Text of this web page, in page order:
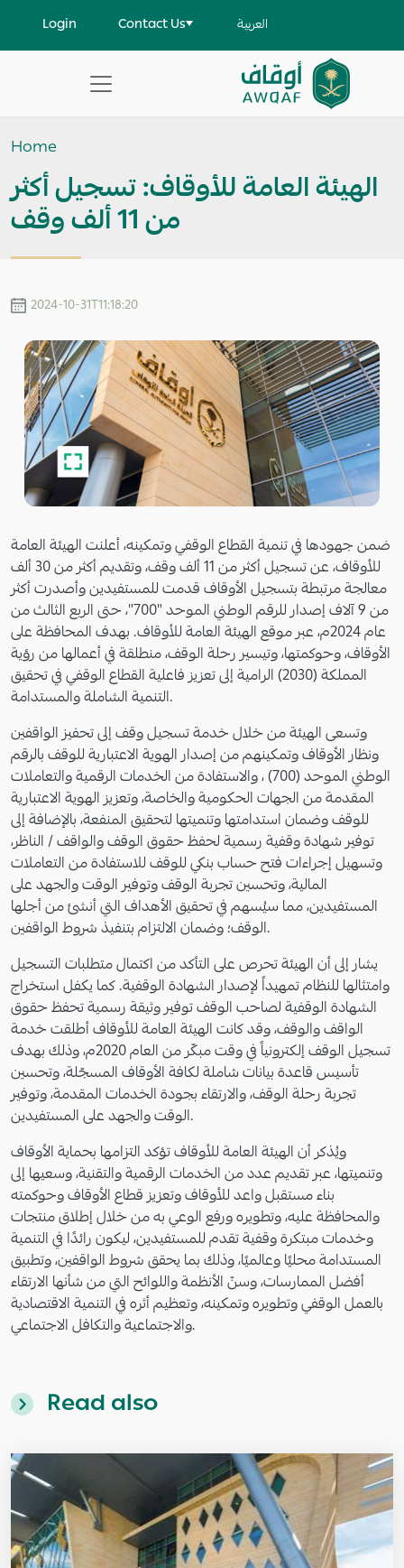
User account menu
Login Contact Us العربية
Search
help
Home
الهيئة العامة للأوقاف: تسجيل أكثر
من 11 ألف وقف
2024-10-31T11:18:20
ضمن جهودها في تنمية القطاع الوقفي وتمكينه، أعلنت الهيئة العامة
للأوقاف، عن تسجيل أكثر من 11 ألف وقف، وتقديم أكثر من 30 ألف
معالجة مرتبطة بتسجيل الأوقاف قدمت للمستفيدين وأصدرت أكثر
من 9 آلاف إصدار للرقم الوطني الموحد "700"، حتى الربع الثالث من
عام 2024م، عبر موقع الهيئة العامة للأوقاف. بهدف المحافظة على
الأوقاف، وحوكمتها، وتيسير رحلة الوقف، منطلقة في أعمالها من رؤية
المملكة (2030) الرامية إلى تعزيز فاعلية القطاع الوقفي في تحقيق
التنمية الشاملة والمستدامة.
وتسعى الهيئة من خلال خدمة تسجيل وقف إلى تحفيز الواقفين
ونظار الأوقاف وتمكينهم من إصدار الهوية الاعتبارية للوقف بالرقم
الوطني الموحد (700) ، والاستفادة من الخدمات الرقمية والتعاملات
المقدمة من الجهات الحكومية والخاصة، وتعزيز الهوية الاعتبارية
للوقف وضمان استدامتها وتنميتها لتحقيق المنفعة، بالإضافة إلى
توفير شهادة وقفية رسمية لحفظ حقوق الوقف والواقف / الناظر،
وتسهيل إجراءات فتح حساب بنكي للوقف للاستفادة من التعاملات
المالية، وتحسين تجربة الوقف وتوفير الوقت والجهد على
المستفيدين، مما سيُسهم في تحقيق الأهداف التي أنشئ من أجلها
الوقف؛ وضمان الالتزام بتنفيذ شروط الواقفين.
يشار إلى أن الهيئة تحرص على التأكد من اكتمال متطلبات التسجيل
وامتثالها للنظام تمهيداً لإصدار الشهادة الوقفية. كما يكفل استخراج
الشهادة الوقفية لصاحب الوقف توفير وثيقة رسمية تحفظ حقوق
الواقف والوقف، وقد كانت الهيئة العامة للأوقاف أطلقت خدمة
تسجيل الوقف إلكترونياً في وقت مبكّر من العام 2020م، وذلك بهدف
تأسيس قاعدة بيانات شاملة لكافة الأوقاف المسجّلة، وتحسين
تجربة رحلة الوقف، والارتقاء بجودة الخدمات المقدمة، وتوفير
الوقت والجهد على المستفيدين.
ويُذكر أن الهيئة العامة للأوقاف تؤكد التزامها بحماية الأوقاف
وتنميتها، عبر تقديم عدد من الخدمات الرقمية والتقنية، وسعيها إلى
بناء مستقبل واعد للأوقاف وتعزيز قطاع الأوقاف وحوكمته
والمحافظة عليه، وتطويره ورفع الوعي به من خلال إطلاق منتجات
وخدمات مبتكرة وقفية تقدم للمستفيدين، ليكون رائدًا في التنمية
المستدامة محليًا وعالميًا، وذلك بما يحقق شروط الواقفين، وتطبيق
أفضل الممارسات، وسنّ الأنظمة واللوائح التي من شأنها الارتقاء
بالعمل الوقفي وتطويره وتمكينه، وتعظيم أثره في التنمية الاقتصادية
والاجتماعية والتكافل الاجتماعي.
Read also
Image